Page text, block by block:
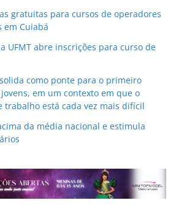
gratuitas para cursos de operadores
em Cuiabá
UFMT abre inscrições para curso de
como ponte para o primeiro
em um contexto em que o
trabalho está cada vez mais difícil
da média nacional e estimula